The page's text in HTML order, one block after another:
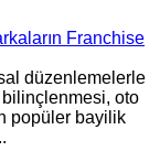
Franchise
düzenlemelerle
oto
popüler bayilik